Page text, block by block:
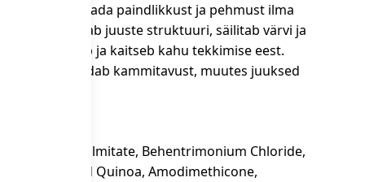
juustel säilitada paindlikkust ja pehmust ilma
valk toetab juuste struktuuri, säilitab värvi ja
õli silub ja kaitseb kahu tekkimise eest.
ja parandab kammitavust, muutes juuksed
Cetyl Palmitate, Behentrimonium Chloride,
Hydrolyzed Quinoa, Amodimethicone,